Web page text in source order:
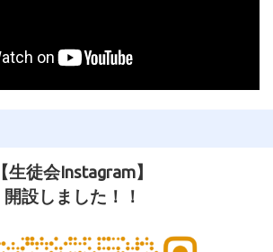
【生徒会Instagram】
開設しました！！